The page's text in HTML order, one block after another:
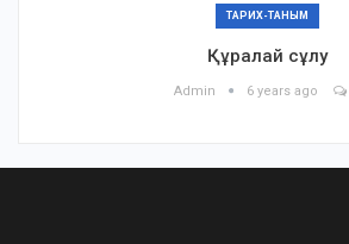
ТАРИХ-ТАНЫМ
Құралай сұлу
Admin 6 years ago